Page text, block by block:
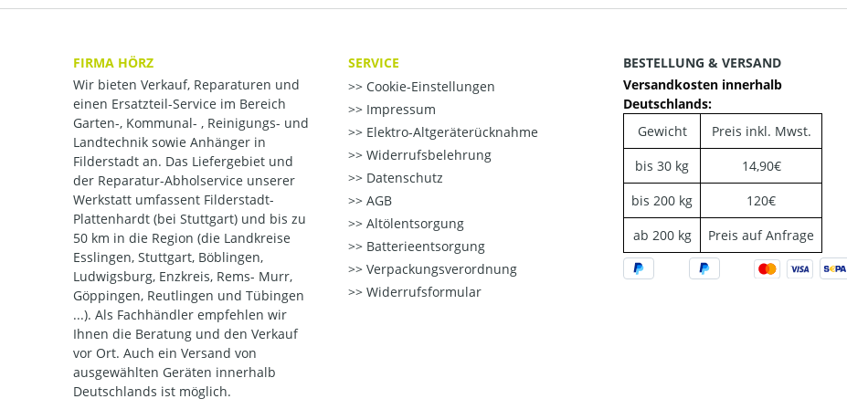
FIRMA HÖRZ
Wir bieten Verkauf, Reparaturen und
einen Ersatzteil-Service im Bereich
Garten-, Kommunal- , Reinigungs- und
Landtechnik sowie Anhänger in
Filderstadt an. Das Liefergebiet und
der Reparatur-Abholservice unserer
Werkstatt umfassent Filderstadt-
Plattenhardt (bei Stuttgart) und bis zu
50 km in die Region (die Landkreise
Esslingen, Stuttgart, Böblingen,
Ludwigsburg, Enzkreis, Rems- Murr,
Göppingen, Reutlingen und Tübingen
...). Als Fachhändler empfehlen wir
Ihnen die Beratung und den Verkauf
vor Ort. Auch ein Versand von
ausgewählten Geräten innerhalb
Deutschlands ist möglich.
SERVICE
Cookie-Einstellungen
Impressum
Elektro-Altgeräterücknahme
Widerrufsbelehrung
Datenschutz
AGB
Altölentsorgung
Batterieentsorgung
Verpackungsverordnung
Widerrufsformular
BESTELLUNG & VERSAND
Versandkosten innerhalb
Deutschlands:
Gewicht
Preis inkl. Mwst.
bis 30 kg
14,90€
bis 200 kg
120€
ab 200 kg
Preis auf Anfrage